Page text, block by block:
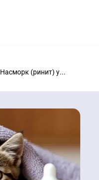
Насморк (ринит) у...